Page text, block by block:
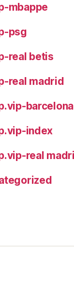
mbappe
psg
real betis
real madrid
barcelona
index
real